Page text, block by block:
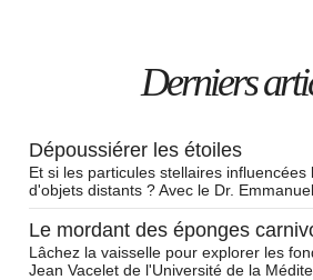
Derniers
Dépoussiérer les étoiles
Et si les particules stellaires influencées
d'objets distants ? Avec le Dr.
Le mordant des éponges
Lâchez la vaisselle pour explorer les
Jean Vacelet de l'Université de la